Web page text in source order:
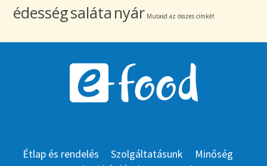
édességsaláta nyár Mutasd az összes címkét
Étlap és rendelés Szolgáltatásunk
Minőség